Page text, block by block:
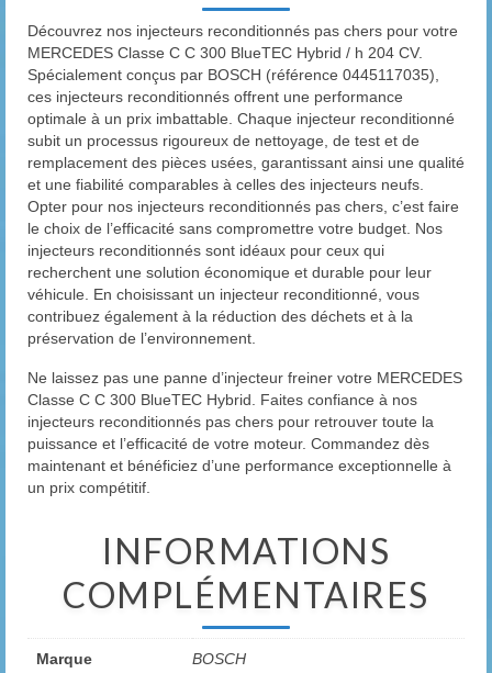
Découvrez nos injecteurs reconditionnés pas chers pour votre
MERCEDES Classe C C 300 BlueTEC Hybrid / h 204 CV.
Spécialement conçus par BOSCH (référence 0445117035),
ces injecteurs reconditionnés offrent une performance
optimale à un prix imbattable. Chaque injecteur reconditionné
subit un processus rigoureux de nettoyage, de test et de
remplacement des pièces usées, garantissant ainsi une qualité
et une fiabilité comparables à celles des injecteurs neufs.
Opter pour nos injecteurs reconditionnés pas chers, c’est faire
le choix de l’efficacité sans compromettre votre budget. Nos
injecteurs reconditionnés sont idéaux pour ceux qui
recherchent une solution économique et durable pour leur
véhicule. En choisissant un injecteur reconditionné, vous
contribuez également à la réduction des déchets et à la
préservation de l’environnement.
Ne laissez pas une panne d’injecteur freiner votre MERCEDES
Classe C C 300 BlueTEC Hybrid. Faites confiance à nos
injecteurs reconditionnés pas chers pour retrouver toute la
puissance et l’efficacité de votre moteur. Commandez dès
maintenant et bénéficiez d’une performance exceptionnelle à
un prix compétitif.
INFORMATIONS
COMPLÉMENTAIRES
Marque BOSCH